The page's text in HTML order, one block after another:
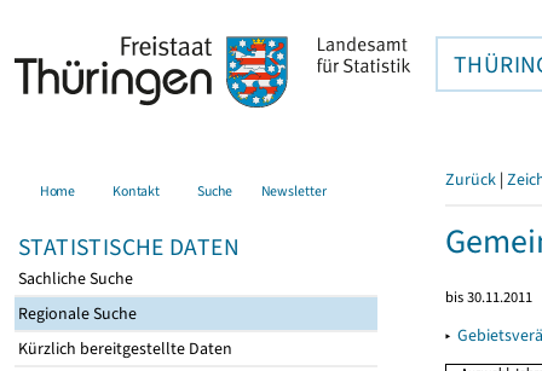
Home Kontakt Suche Newsletter
STATISTISCHE DATEN
Sachliche Suche
Regionale Suche
Kürzlich bereitgestellte Daten
Zurück |
bis 30.11.2011
▸